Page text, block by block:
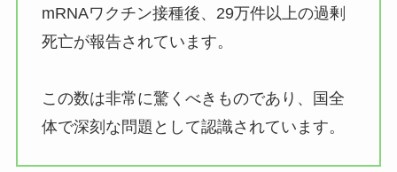
mRNAワクチン接種後、29万件以上の過剰
死亡が報告されています。
この数は非常に驚くべきものであり、国全
体で深刻な問題として認識されています。